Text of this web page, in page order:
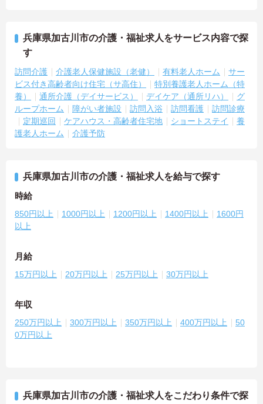
兵庫県加古川市の介護・福祉求人をサービス内容で探
す
訪問介護 介護老人保健施設（老健） 有料老人ホーム
サー
ビス付き高齢者向け住宅（サ高住）
特別養護老人ホーム（特
養）
通所介護（デイサービス） デイケア（通所リハ）
グ
ループホーム
障がい者施設 訪問入浴 訪問看護
訪問診療
定期巡回
ケアハウス・高齢者住宅地 ショートステイ
養
護老人ホーム
介護予防
兵庫県加古川市の介護・福祉求人を給与で探す
時給
850円以上 1000円以上 1200円以上 1400円以上
1600円
以上
月給
15万円以上 20万円以上 25万円以上 30万円以上
年収
250万円以上 300万円以上 350万円以上 400万円以上
50
0万円以上
兵庫県加古川市の介護・福祉求人をこだわり条件で探